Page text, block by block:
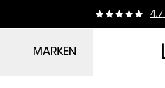
4.7
MARKEN